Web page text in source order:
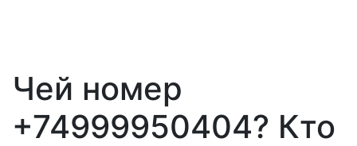
Чей номер
+74999950404? Кто